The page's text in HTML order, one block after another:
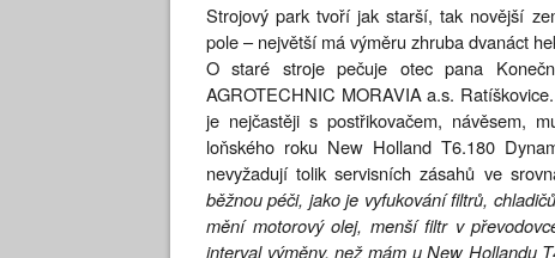
Strojový park tvoří jak starší, tak novější
pole – největší má výměru zhruba dvanáct
O staré stroje pečuje otec pana
AGROTECHNIC MORAVIA a.s.
je nejčastěji s postřikovačem, návěsem,
loňského roku New Holland T6.180
nevyžadují tolik servisních zásahů ve
běžnou péči, jako je vyfukování filtrů,
mění motorový olej, menší filtr v
interval výměny, než mám u New Hollandu